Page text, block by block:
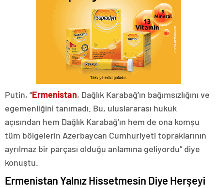
Putin, “Ermenistan, Dağlık Karabağ’ın bağımsızlığını ve
egemenliğini tanımadı. Bu, uluslararası hukuk
açısından hem Dağlık Karabağ’ın hem de ona komşu
tüm bölgelerin Azerbaycan Cumhuriyeti topraklarının
ayrılmaz bir parçası olduğu anlamına geliyordu” diye
konuştu.
Ermenistan Yalnız Hissetmesin Diye Herşeyi